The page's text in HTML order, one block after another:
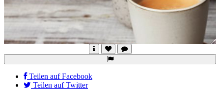
Teilen auf Facebook
Teilen auf Twitter